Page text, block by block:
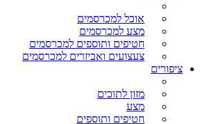
אוכל למכרסמים
מצע למכרסמים
חטיפים ותוספים למכרסמים
צעצועים ואביזרים למכרסמים
ציפורים
מזון לתוכים
מצע
חטיפים ותוספים